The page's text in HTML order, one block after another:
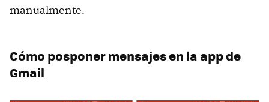
manualmente.
Cómo posponer mensajes en la app de
Gmail